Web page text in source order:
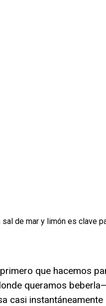
de mar y limón es clave
que hacemos
queramos
casi